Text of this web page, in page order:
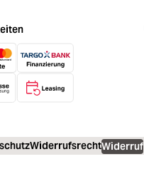
WiderrufsrechtWiderruf